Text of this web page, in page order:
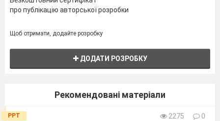
про публікацію авторської розробки
Щоб отримати, додайте розробку
ДОДАТИ РОЗРОБКУ
Рекомендовані матеріали
PPT 2275
0